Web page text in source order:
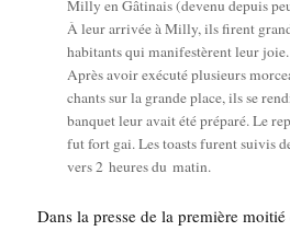
Mil­ly en Gâti­nais (deve­nu depuis
À leur arri­vée à Mil­ly, ils firent
habi­tants qui mani­fes­tèrent leur joie.
Après avoir exé­cu­té plu­sieurs
chants sur la grande place, ils se
ban­quet leur avait été pré­pa­ré. Le
fut fort gai. Les toasts furent sui­vis
vers 2 heures du matin.
Dans la presse de la pre­mière